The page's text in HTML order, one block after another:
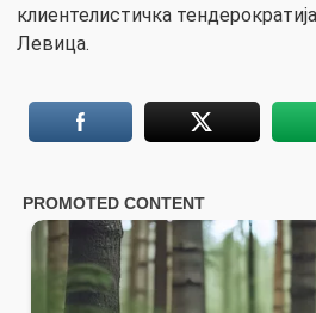
клиентелистичка
Левица.